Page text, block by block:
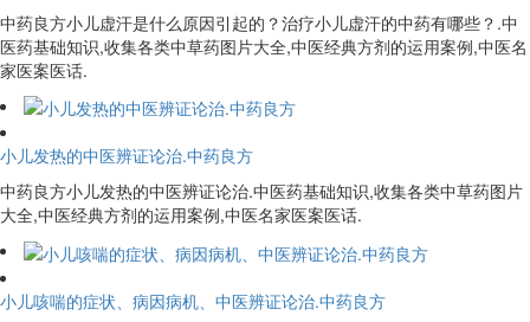
中药良方小儿虚汗是什么原因引起的？治疗小儿虚汗的中药有哪些？.中
医药基础知识,收集各类中草药图片大全,中医经典方剂的运用案例,中医名
家医案医话.
小儿发热的中医辨证论治.中药良方
中药良方小儿发热的中医辨证论治.中医药基础知识,收集各类中草药图片
大全,中医经典方剂的运用案例,中医名家医案医话.
小儿咳喘的症状、病因病机、中医辨证论治.中药良方